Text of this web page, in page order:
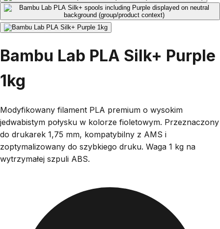
Bambu Lab PLA Silk+ Purple
1kg
Modyfikowany filament PLA premium o wysokim
jedwabistym połysku w kolorze fioletowym. Przeznaczony
do drukarek 1,75 mm, kompatybilny z AMS i
zoptymalizowany do szybkiego druku. Waga 1 kg na
wytrzymałej szpuli ABS.